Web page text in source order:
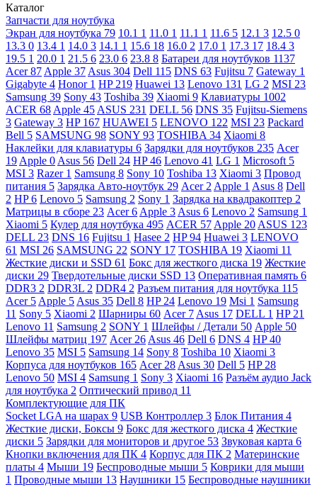
Каталог
Запчасти для ноутбука
Экран для ноутбука 79 10.1 1 11.0 1 11.1 1 11.6 5 12.1 3 12.5 0
13.3 0 13.4 1 14.0 3 14.1 1 15.6 18 16.0 2 17.0 1 17.3 17 18.4 3
19.5 1 20.0 1 21.5 6 23.0 6 23.8 8 Батареи для ноутбуков 1137
Acer87 Apple 37 Asus 304 Dell 115 DNS 63 Fujitsu 7 Gateway 1
Gigabyte 4 Honor 1 HP 219 Huawei 13 Lenovo 131 LG 2 MSI 23
Samsung 39 Sony 43 Toshiba 39 Xiaomi 9 Клавиатуры 1002
ACER 68 Apple 45 ASUS 231 DELL 56 DNS 35 Fujitsu-Siemens
3 Gateway 3 HP 167 HUAWEI 5 LENOVO 122 MSI 23 Packard
Bell 5 SAMSUNG 98 SONY 93 TOSHIBA 34 Xiaomi 8
Наклейки для клавиатуры 6 Зарядки для ноутбуков 235 Acer
19 Apple 0 Asus 56 Dell 24 HP46 Lenovo 41 LG 1 Microsoft 5
MSI 3 Razer 1 Samsung 8 Sony 10 Toshiba 13 Xiaomi 3 Провод
питания 5 Зарядка Авто-ноутбук 29 Acer 2 Apple 1 Asus 8 Dell
2 HP6 Lenovo 5 Samsung 2 Sony 1 Зарядка на квадракоптер 2
Матрицы в сборе 23 Acer6 Apple 3 Asus 6 Lenovo 2 Samsung 1
Xiaomi 5 Кулер для ноутбука 495 ACER 57 Apple 20 ASUS 123
DELL 23 DNS 16 Fujitsu 1 Hasee 2 HP94 Huawei 3 LENOVO
61 MSI 26 SAMSUNG 22 SONY 17 TOSHIBA 19 Xiaomi 11
Жесткие диски и SSD 61 Бокс для жесткого диска 19 Жесткие
диски 29 Твердотельные диски SSD 13 Оперативная память 6
DDR3 2 DDR3L 2 DDR4 2 Разъем питания для ноутбука 115
Acer 5 Apple 5 Asus 35 Dell 8 HP 24 Lenovo 19 Msi 1 Samsung
11 Sony 5 Xiaomi 2 Шарниры 60 Acer 7 Asus 17 DELL 1 HP 21
Lenovo 11 Samsung 2 SONY 1 Шлейфы / Детали 50 Apple 50
Шлейфы матриц 197 Acer 26 Asus 46 Dell 6 DNS 4 HP40
Lenovo 35 MSI 5 Samsung 14 Sony 8 Toshiba 10 Xiaomi 3
Корпуса для ноутбуков 165 Acer 28 Asus 30 Dell 5 HP 28
Lenovo 50 MSI 4 Samsung 1 Sony 3 Xiaomi 16 Разъём аудио Jack
для ноутбука 2 Оптический привод 11
Комплектующие для ПК
Socket LGA на шарах 9 USB Контроллер 3 Блок Питания 4
Жесткие диски, Боксы 9 Бокс для жесткого диска 4 Жесткие
диски 5 Зарядки для мониторов и другое 53 Звуковая карта 6
Кнопки включения для ПК 4 Корпус для ПК 2 Материнские
платы 4 Мыши 19 Беспроводные мыши 5 Коврики для мыши
1 Проводные мыши 13 Наушники 15 Беспроводные наушники